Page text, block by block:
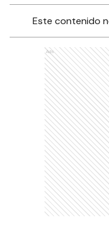
Este contenido
Ads